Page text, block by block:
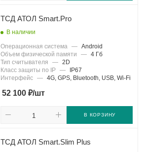
ТСД АТОЛ Smart.Pro
В наличии
Операционная система — Android
Объем физической памяти
— 4 Гб
Тип считывателя
— 2D
Класс защиты по IP —
IP67
Интерфейс — 4G, GPS, Bluetooth, USB, Wi-Fi
52 100 ₽/шт
В КОРЗИНУ
ТСД АТОЛ Smart.Slim Plus